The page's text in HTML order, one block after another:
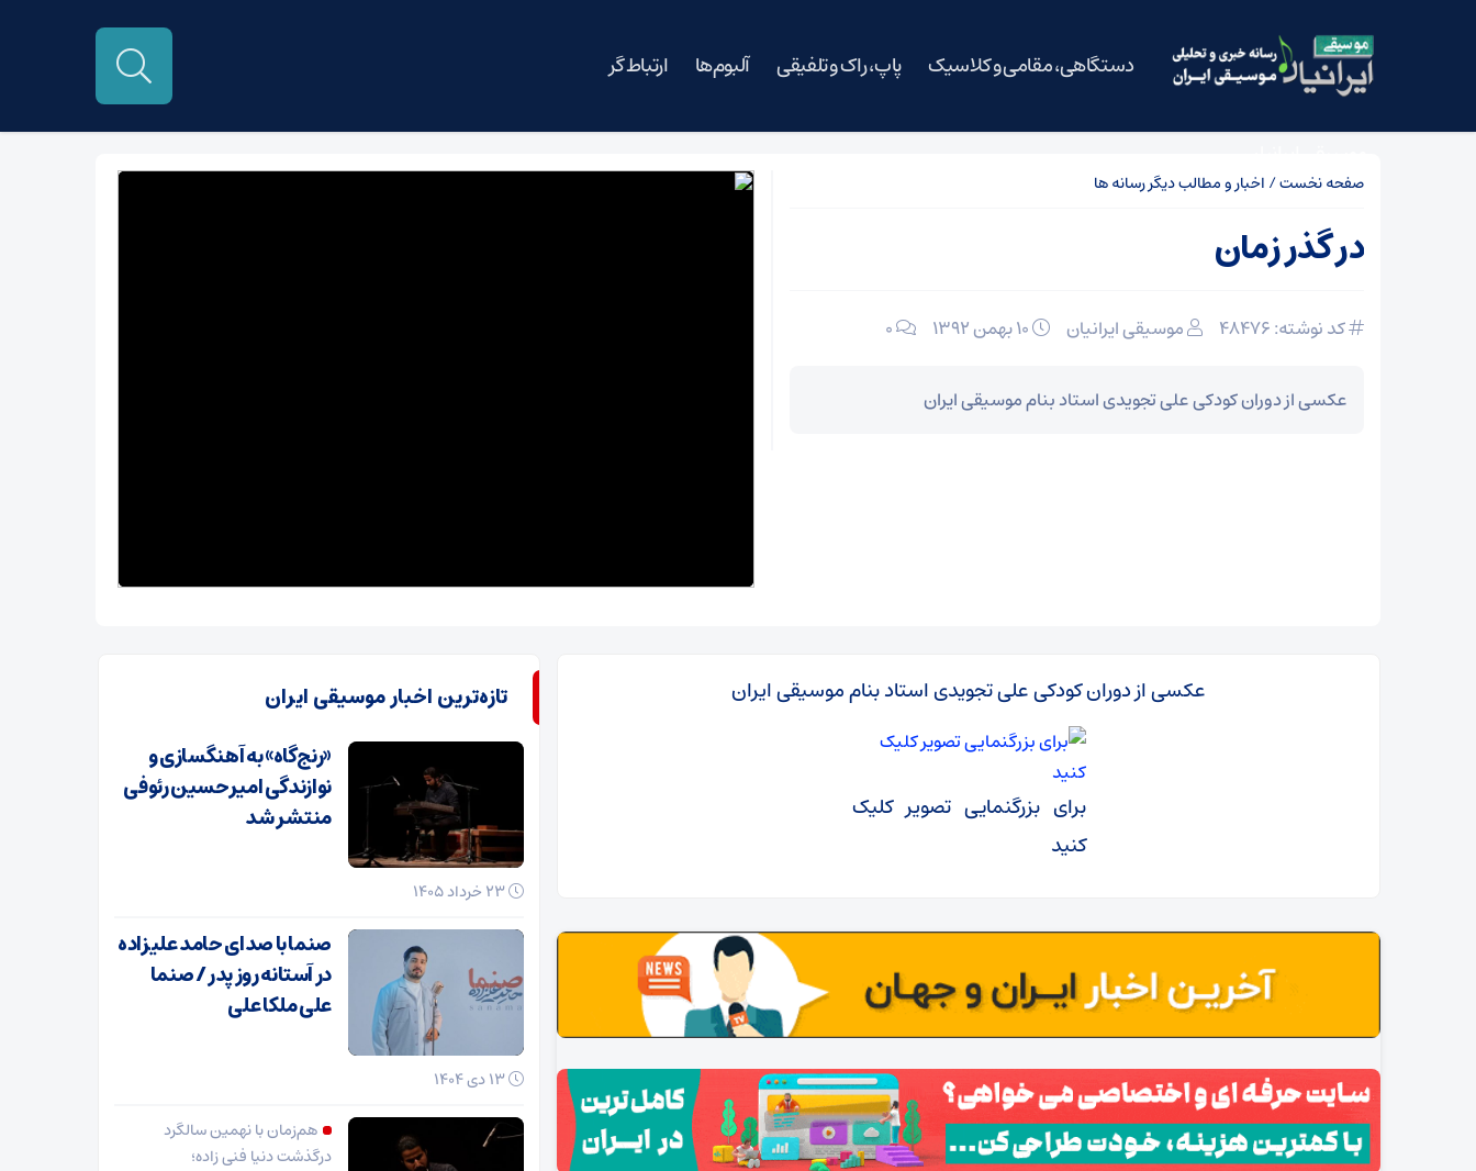
دستگاهی، مقامی و کلاسیک پاپ، راک و تلفیقی آلبوم‌ها ارتباط گر
صفحه نخست/ اخبار و مطالب دیگر رسانه ها
در گذر زمان
کد نوشته: 48476 موسیقی ایرانیان ۰
عکسی از دوران کودکی علی تجویدی استاد بنام موسیقی ایران
عکسی از دوران کودکی علی تجویدی استاد بنام موسیقی ایران
برای بزرگنمایی تصویر کلیک
کنید
تازه‌ترین اخبار موسیقی ایران
«رنج‌گاه» به آهنگسازی و
نوازندگی امیرحسین رئوفی
منتشر شد
صنما با صدای حامد علیزاده
در آستانه روز پدر / صنما
علی ملکا علی
هم‌زمان با نهمین سالگرد
درگذشت دنیا فنی زاده؛